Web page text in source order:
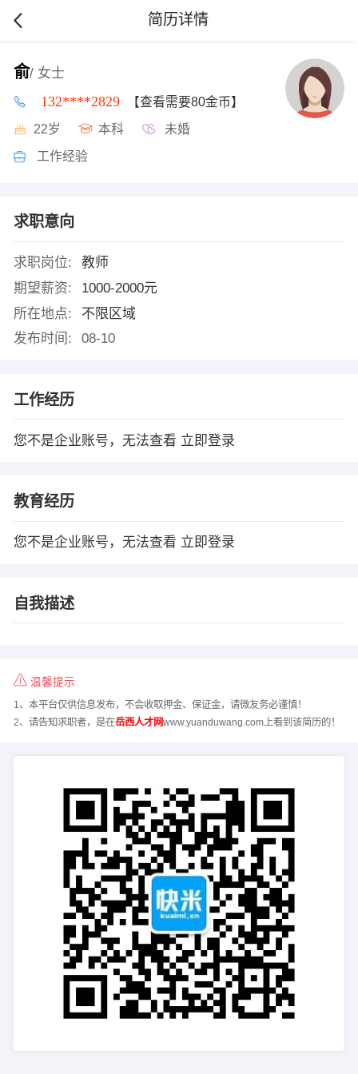
简历详情
俞/ 女士
132****2829 【查看需要80金币】
22岁 本科 未婚
工作经验
求职意向
求职岗位:
教师
期望薪资:
1000-2000元
所在地点:
不限区域
发布时间:
08-10
工作经历
您不是企业账号，无法查看 立即登录
教育经历
您不是企业账号，无法查看 立即登录
自我描述
温馨提示
1、本平台仅供信息发布，不会收取押金、保证金，请微友务必谨慎！
2、请告知求职者，是在岳西人才网www.yuanduwang.com上看到该简历的！